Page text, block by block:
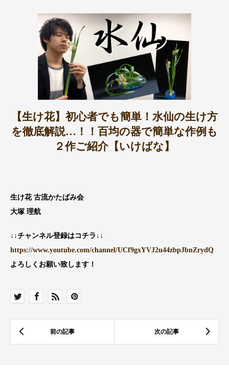
【生け花】初心者でも簡単！水仙の生け方
を徹底解説…！！百均の器で簡単な作例も
２作ご紹介【いけばな】
生け花 古流かたばみ会
大塚 理航
↓↓チャンネル登録はコチラ↓↓
https://www.youtube.com/channel/UCf9gxYVJ2u44zbpJbnZrydQ
よろしくお願い致します！